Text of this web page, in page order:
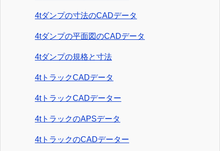
4tダンプの寸法のCADデータ
4tダンプの平面図のCADデータ
4tダンプの規格と寸法
4tトラックCADデータ
4tトラックCADデーター
4tトラックのAPSデータ
4tトラックのCADデーター